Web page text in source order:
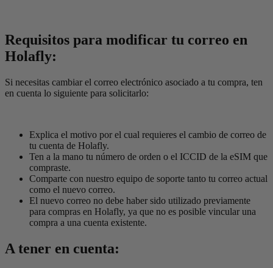
Requisitos para modificar tu correo en
Holafly:
Si necesitas cambiar el correo electrónico asociado a tu compra, ten
en cuenta lo siguiente para solicitarlo:
Explica el motivo por el cual requieres el cambio de correo de
tu cuenta de Holafly.
Ten a la mano tu número de orden o el ICCID de la eSIM que
compraste.
Comparte con nuestro equipo de soporte tanto tu correo actual
como el nuevo correo.
El nuevo correo no debe haber sido utilizado previamente
para compras en Holafly, ya que no es posible vincular una
compra a una cuenta existente.
A tener en cuenta: